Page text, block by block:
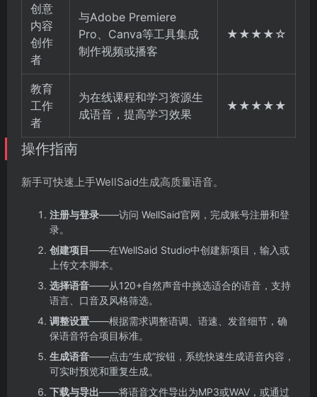
创意
内容
创作
者
与Adobe Premiere
Pro、Canva等工具集成
制作视频或播客
★★★★☆
教育
工作
者
为在线课程和学习资源生
成语音，提高学习效果
★★★★★
操作指南
新手可快速上手WellSaid生成高质量语音。
注册与登录——访问 WellSaid官网，完成账号注册和登
录。
创建项目——在WellSaid Studio中创建新项目，输入或
上传文本脚本。
选择语音——从120+自然声音中挑选适合的语音，支持
语言、口音及风格筛选。
调整设置——根据需求调整语调、语速、发音细节，确
保语音符合项目标准。
生成语音——点击“生成”按钮，系统快速生成语音内容，
可实时预览和重复生成。
下载与导出——将语音文件导出为MP3或WAV，或通过